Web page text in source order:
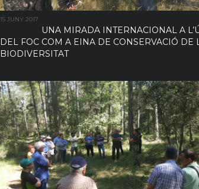
15 JUNY 2017
UNA MIRADA INTERNACIONAL A
DEL FOC COM A EINA DE CONSERVACIÓ DE
BIODIVERSITAT